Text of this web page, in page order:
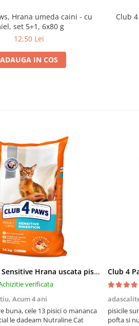
Hrana umeda caini - cu
set 5+1, 6x80 g
12,50 Lei
ADAUGA IN COS
Club
Club 4 Paws Sensitive Hrana uscata pisici adulte, 14kg
verificata
Acum 4 ani
buna, cele 13 pisici o mananca
le dadeam Nutraline Cat
pisicile
pofta si